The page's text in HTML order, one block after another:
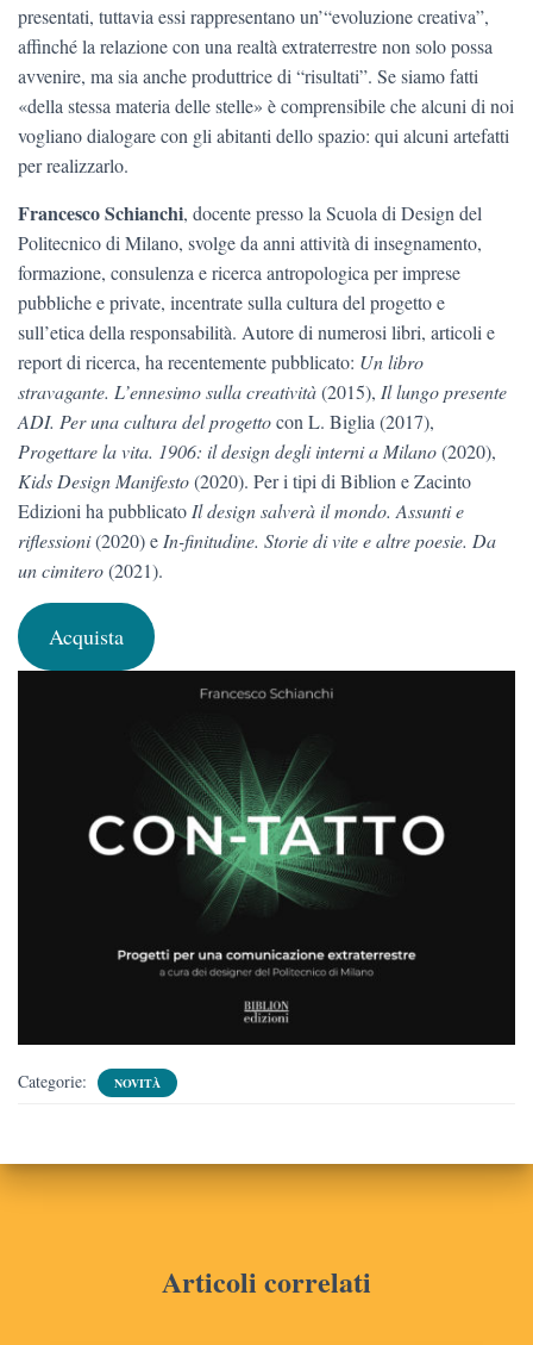
presentati, tuttavia essi rappresentano un’“evoluzione creativa”,
affinché la relazione con una realtà extraterrestre non solo possa
avvenire, ma sia anche produttrice di “risultati”. Se siamo fatti
«della stessa materia delle stelle» è comprensibile che alcuni di noi
vogliano dialogare con gli abitanti dello spazio: qui alcuni artefatti
per realizzarlo.
Francesco Schianchi, docente presso la Scuola di Design del
Politecnico di Milano, svolge da anni attività di insegnamento,
formazione, consulenza e ricerca antropologica per imprese
pubbliche e private, incentrate sulla cultura del progetto e
sull’etica della responsabilità. Autore di numerosi libri, articoli e
report di ricerca, ha recentemente pubblicato: Un libro
stravagante. L’ennesimo sulla creatività(2015), Il lungo presente
ADI. Per una cultura del progettocon L. Biglia (2017),
Progettare la vita. 1906: il design degli interni a Milano(2020),
Kids Design Manifesto(2020). Per i tipi di Biblion e Zacinto
Edizioni ha pubblicato Il design salverà il mondo. Assunti e
riflessioni(2020) e In-finitudine. Storie di vite e altre poesie. Da
un cimitero(2021).
Acquista
Categorie: NOVITÀ
Articoli correlati